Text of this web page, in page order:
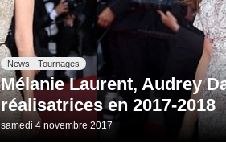
News - Tournages
Mélanie Laurent, Audrey
réalisatrices en 2017-2018
samedi 4 novembre 2017